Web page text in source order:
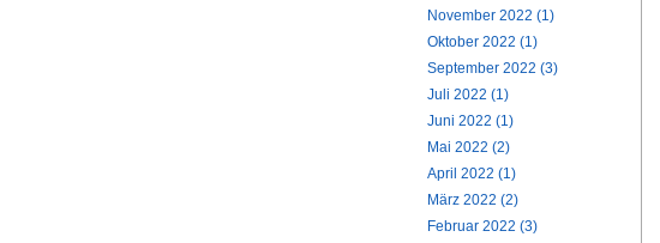
November 2022 (1)
Oktober 2022 (1)
September 2022 (3)
Juli 2022 (1)
Juni 2022 (1)
Mai 2022 (2)
April 2022 (1)
März 2022 (2)
Februar 2022 (3)